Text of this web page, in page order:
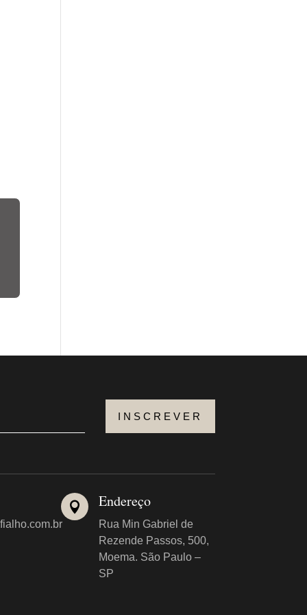
INSCREVER
 Endereço
Rua Min Gabriel de
Rezende Passos, 500,
Moema. São Paulo –
SP